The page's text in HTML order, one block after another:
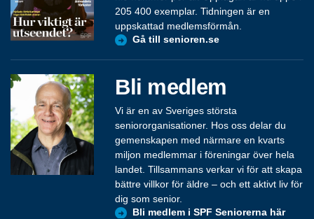
205 400 exemplar. Tidningen är en
uppskattad medlemsförmån.
Gå till senioren.se
Bli medlem
Vi är en av Sveriges största
seniororganisationer. Hos oss delar du
gemenskapen med närmare en kvarts
miljon medlemmar i föreningar över hela
landet. Tillsammans verkar vi för att skapa
bättre villkor för äldre – och ett aktivt liv för
dig som senior.
Bli medlem i SPF Seniorerna här